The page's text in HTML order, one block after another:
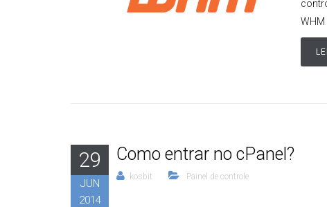
29
JUN
2014
Como entrar no cPanel?
kosbit Painel de controle